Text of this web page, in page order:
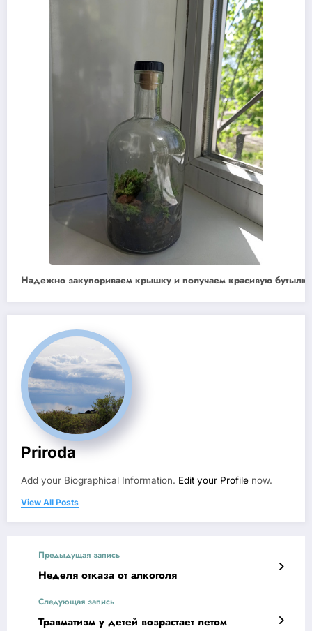
Надежно закупориваем крышку и получаем красивую бутылку
Priroda
Add your Biographical Information. Edit your Profile now.
View All Posts
Предыдущая запись
Неделя отказа от алкоголя
Следующая запись
Травматизм у детей возрастает летом